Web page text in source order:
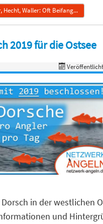
Hecht, Waller: Oft Beifang...
2019 für die Ostsee
in der westlichen
und